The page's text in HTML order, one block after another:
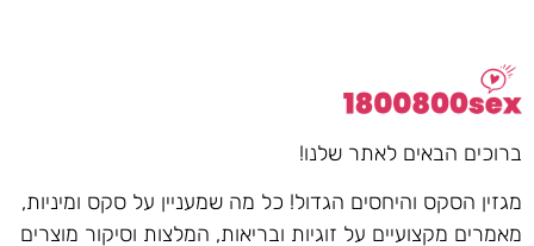
ברוכים הבאים לאתר שלנו!
מגזין הסקס והיחסים הגדול! כל מה שמעניין על סקס ומיניות,
מאמרים מקצועיים על זוגיות ובריאות, המלצות וסיקור מוצרים